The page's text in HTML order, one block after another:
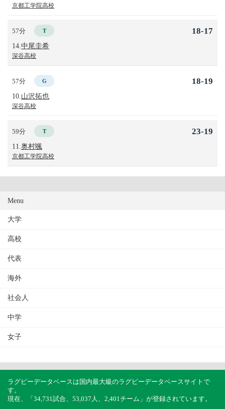
京都工学院高校
57分 T
14. 中尾圭希
深谷高校
18-17
57分 G
10. 山沢拓也
深谷高校
18-19
59分 T
11. 奥村颯
京都工学院高校
23-19
Menu
大学
高校
代表
海外
社会人
中学
女子
ラグビーデータベースは国内最大級のラグビーデータベースサイトで
す。
現在、「34,731試合、53,037人、2,401チーム」が登録されています。